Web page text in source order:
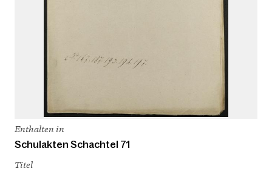
Enthalten in
Schulakten Schachtel 71
Titel